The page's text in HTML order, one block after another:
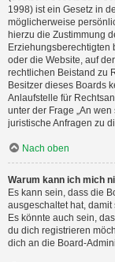
1998) ist ein Gesetz in
möglicherweise
hierzu die Zustimmung
Erziehungsberechtigten
oder die Website, auf
rechtlichen Beistand zu
Besitzer dieses Boards
Anlaufstelle für
unter der Frage „An
juristische Anfragen zu
Nach oben
Warum kann ich mich
Es kann sein, dass die
ausgeschaltet hat,
Es könnte auch sein,
du dich registrieren
dich an die Board-